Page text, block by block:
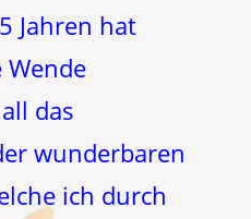
Jahren hat
Wende
das
wunderbaren
ich durch